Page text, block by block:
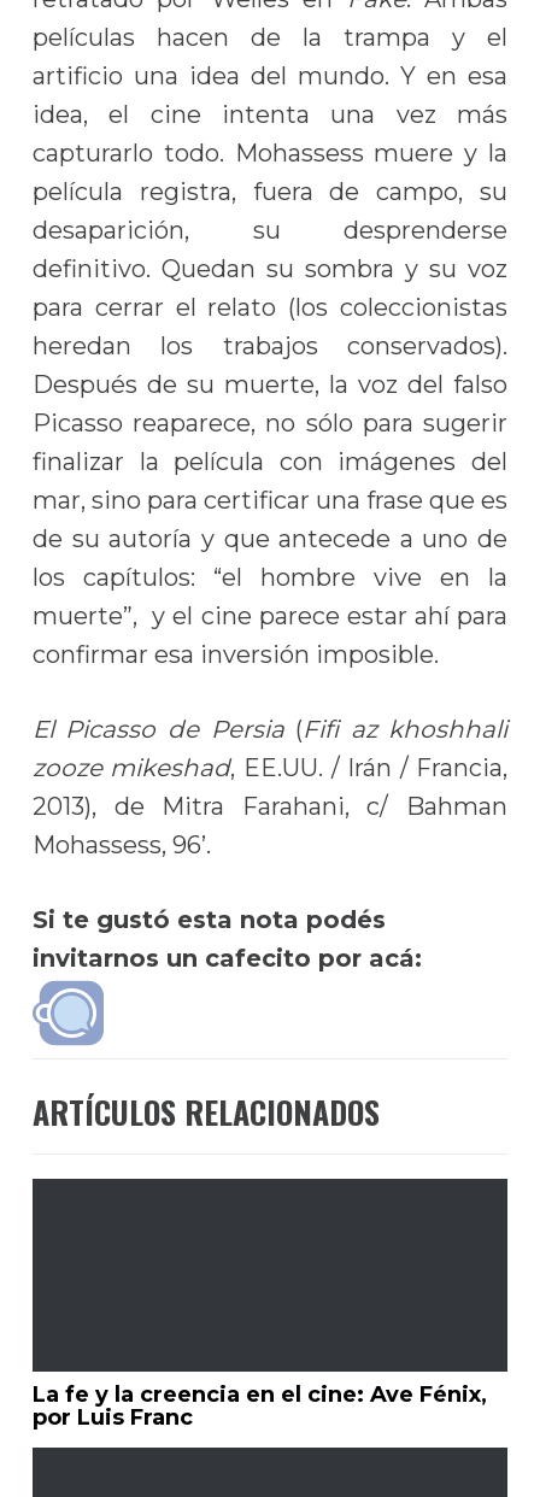
películas hacen de la trampa y el
artificio una idea del mundo. Y en esa
idea, el cine intenta una vez más
capturarlo todo. Mohassess muere y la
película registra, fuera de campo, su
desaparición, su desprenderse
definitivo. Quedan su sombra y su voz
para cerrar el relato (los coleccionistas
heredan los trabajos conservados).
Después de su muerte, la voz del falso
Picasso reaparece, no sólo para sugerir
finalizar la película con imágenes del
mar, sino para certificar una frase que es
de su autoría y que antecede a uno de
los capítulos: “el hombre vive en la
muerte”, y el cine parece estar ahí para
confirmar esa inversión imposible.
El Picasso de Persia(Fifi az khoshhali
zooze mikeshad, EE.UU. / Irán / Francia,
2013), de Mitra Farahani, c/ Bahman
Mohassess, 96’.
Si te gustó esta nota podés
invitarnos un cafecito por acá:
ARTÍCULOS RELACIONADOS
La fe y la creencia en el cine: Ave Fénix,
por Luis Franc